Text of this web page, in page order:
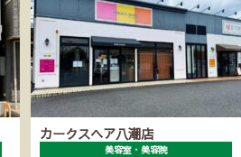
カークスヘア八潮店
美容室・美容院